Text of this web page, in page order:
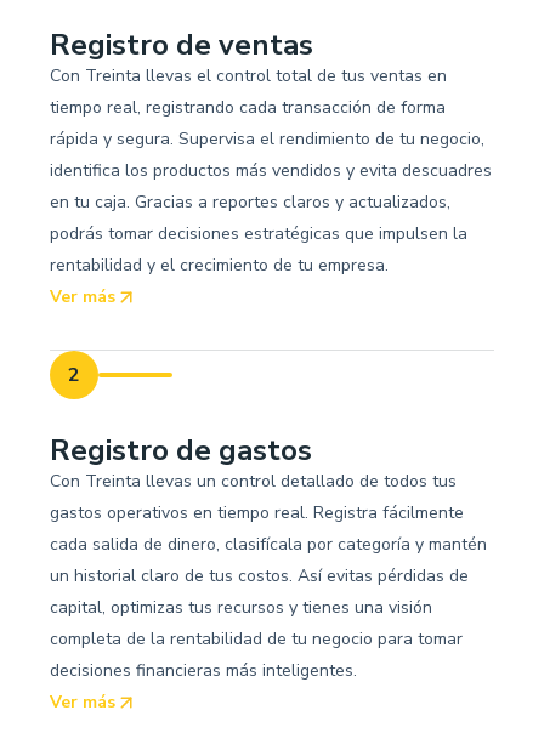
Registro de ventas
Con Treinta llevas el control total de tus ventas en
tiempo real, registrando cada transacción de forma
rápida y segura. Supervisa el rendimiento de tu negocio,
identifica los productos más vendidos y evita descuadres
en tu caja. Gracias a reportes claros y actualizados,
podrás tomar decisiones estratégicas que impulsen la
rentabilidad y el crecimiento de tu empresa.
Ver más
2
Registro de gastos
Con Treinta llevas un control detallado de todos tus
gastos operativos en tiempo real. Registra fácilmente
cada salida de dinero, clasifícala por categoría y mantén
un historial claro de tus costos. Así evitas pérdidas de
capital, optimizas tus recursos y tienes una visión
completa de la rentabilidad de tu negocio para tomar
decisiones financieras más inteligentes.
Ver más